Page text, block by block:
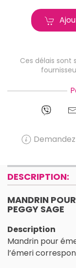
Ces délais sont
DESCRIPTION:
MANDRIN
PEGGY SAGE
Description
Mandrin pour
l’émeri